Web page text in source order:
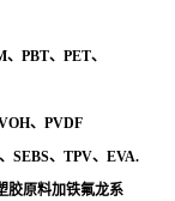
PBT、PET、
、PVDF
SEBS、TPV、EVA.
胶原料加铁氟龙系